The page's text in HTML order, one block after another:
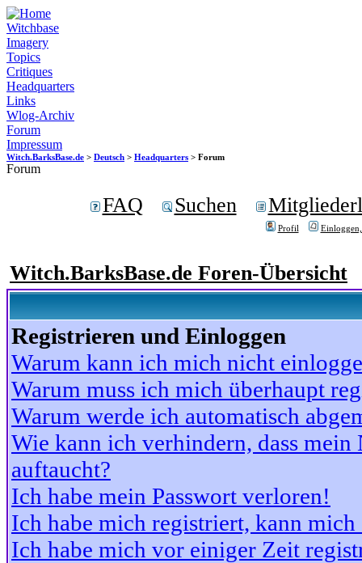
Witchbase
Imagery
Topics
Critiques
Headquarters
Links
Wlog-Archiv
Forum
Impressum
Witch.BarksBase.de > Deutsch > Headquarters > Forum
Forum
FAQ Suchen
Profil
Witch.BarksBase.de Foren-Übersicht
Registrieren und Einloggen
Warum kann ich mich nicht
Warum muss ich mich überhaupt
Warum werde ich automatisch
Wie kann ich verhindern, dass
auftaucht?
Ich habe mein Passwort verloren!
Ich habe mich registriert, kann
Ich habe mich vor einiger Zeit